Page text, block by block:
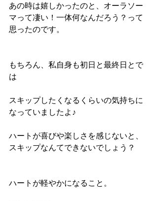
あの時は嬉しかったのと、オーラソー
マって凄い！一体何なんだろう？って
思ったのです。
もちろん、私自身も初日と最終日とで
は
スキップしたくなるくらいの気持ちに
なっていましたよ♪
ハートが喜びや楽しさを感じないと、
スキップなんてできないでしょう？
ハートが軽やかになること。